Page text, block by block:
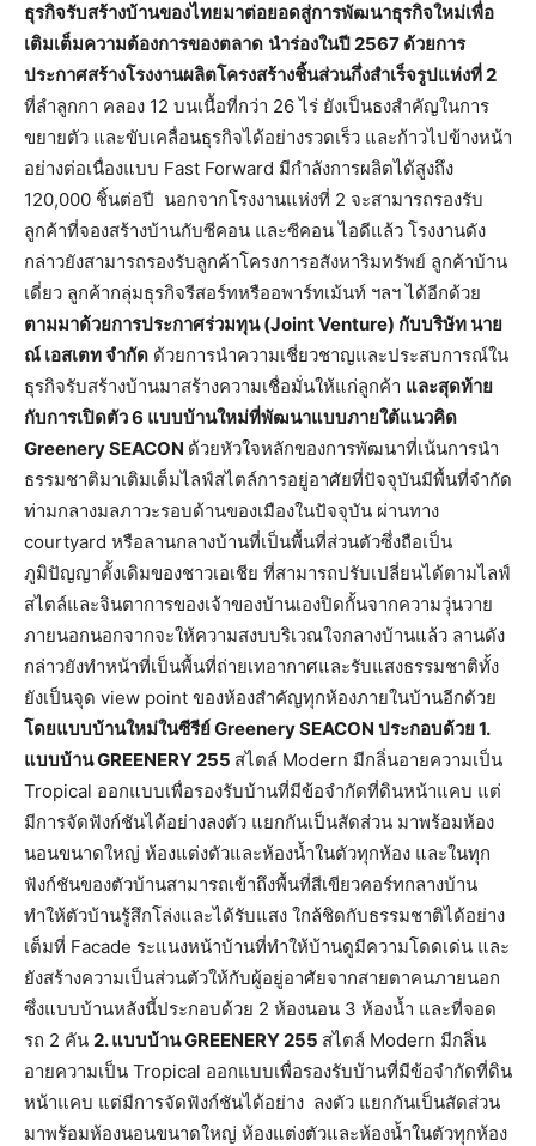
ธุรกิจรับสร้างบ้านของไทยมาต่อยอดสู่การพัฒนาธุรกิจใหม่เพื่อ
เติมเต็มความต้องการของตลาด นำร่องในปี 2567 ด้วยการ
ประกาศสร้างโรงงานผลิตโครงสร้างชิ้นส่วนกึ่งสำเร็จรูปแห่งที่ 2
ที่ลำลูกกา คลอง 12 บนเนื้อที่กว่า 26 ไร่ ยังเป็นธงสำคัญในการ
ขยายตัว และขับเคลื่อนธุรกิจได้อย่างรวดเร็ว และก้าวไปข้างหน้า
อย่างต่อเนื่องแบบ Fast Forward มีกำลังการผลิตได้สูงถึง
120,000 ชิ้นต่อปี นอกจากโรงงานแห่งที่ 2 จะสามารถรองรับ
ลูกค้าที่จองสร้างบ้านกับซีคอน และซีคอน ไอดีแล้ว โรงงานดัง
กล่าวยังสามารถรองรับลูกค้าโครงการอสังหาริมทรัพย์ ลูกค้าบ้าน
เดี่ยว ลูกค้ากลุ่มธุรกิจรีสอร์ทหรืออพาร์ทเม้นท์ ฯลฯ ได้อีกด้วย
ตามมาด้วยการประกาศร่วมทุน (Joint Venture) กับบริษัท นาย
ณ์ เอสเตท จำกัด ด้วยการนำความเชี่ยวชาญและประสบการณ์ใน
ธุรกิจรับสร้างบ้านมาสร้างความเชื่อมั่นให้แก่ลูกค้า และสุดท้าย
กับการเปิดตัว 6 แบบบ้านใหม่ที่พัฒนาแบบภายใต้แนวคิด
Greenery SEACON ด้วยหัวใจหลักของการพัฒนาที่เน้นการนำ
ธรรมชาติมาเติมเต็มไลฟ์สไตล์การอยู่อาศัยที่ปัจจุบันมีพื้นที่จำกัด
ท่ามกลางมลภาวะรอบด้านของเมืองในปัจจุบัน ผ่านทาง
courtyard หรือลานกลางบ้านที่เป็นพื้นที่ส่วนตัวซึ่งถือเป็น
ภูมิปัญญาดั้งเดิมของชาวเอเชีย ที่สามารถปรับเปลี่ยนได้ตามไลฟ์
สไตล์และจินตาการของเจ้าของบ้านเองปิดกั้นจากความวุ่นวาย
ภายนอกนอกจากจะให้ความสงบบริเวณใจกลางบ้านแล้ว ลานดัง
กล่าวยังทำหน้าที่เป็นพื้นที่ถ่ายเทอากาศและรับแสงธรรมชาติทั้ง
ยังเป็นจุด view point ของห้องสำคัญทุกห้องภายในบ้านอีกด้วย
โดยแบบบ้านใหม่ในซีรีย์ Greenery SEACON ประกอบด้วย 1.
แบบบ้าน GREENERY 255 สไตล์ Modern มีกลิ่นอายความเป็น
Tropical ออกแบบเพื่อรองรับบ้านที่มีข้อจำกัดที่ดินหน้าแคบ แต่
มีการจัดฟังก์ชันได้อย่างลงตัว แยกกันเป็นสัดส่วน มาพร้อมห้อง
นอนขนาดใหญ่ ห้องแต่งตัวและห้องน้ำในตัวทุกห้อง และในทุก
ฟังก์ชันของตัวบ้านสามารถเข้าถึงพื้นที่สีเขียวคอร์ทกลางบ้าน
ทำให้ตัวบ้านรู้สึกโล่งและได้รับแสง ใกล้ชิดกับธรรมชาติได้อย่าง
เต็มที่ Facade ระแนงหน้าบ้านที่ทำให้บ้านดูมีความโดดเด่น และ
ยังสร้างความเป็นส่วนตัวให้กับผู้อยู่อาศัยจากสายตาคนภายนอก
ซึ่งแบบบ้านหลังนี้ประกอบด้วย 2 ห้องนอน 3 ห้องน้ำ และที่จอด
รถ 2 คัน 2. แบบบ้าน GREENERY 255 สไตล์ Modern มีกลิ่น
อายความเป็น Tropical ออกแบบเพื่อรองรับบ้านที่มีข้อจำกัดที่ดิน
หน้าแคบ แต่มีการจัดฟังก์ชันได้อย่าง ลงตัว แยกกันเป็นสัดส่วน
มาพร้อมห้องนอนขนาดใหญ่ ห้องแต่งตัวและห้องน้ำในตัวทุกห้อง